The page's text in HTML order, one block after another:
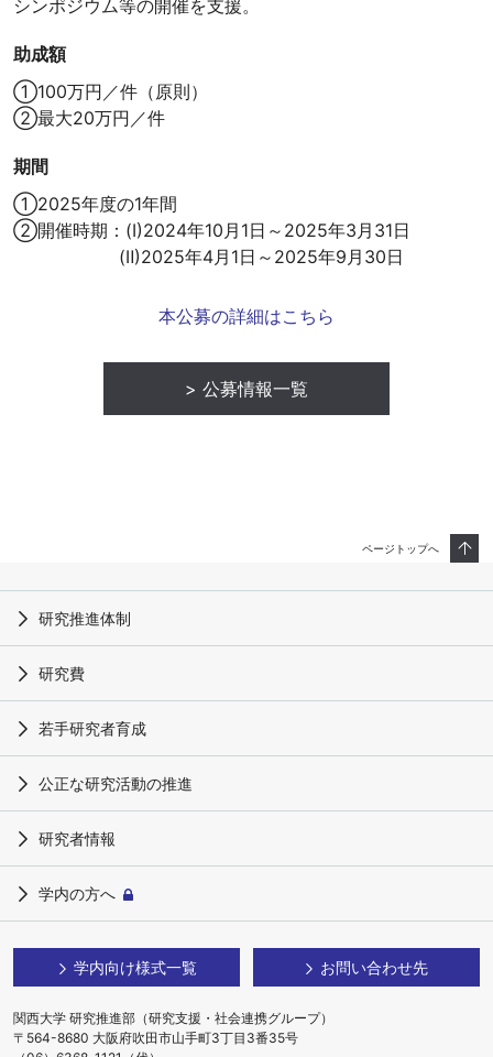
シンポジウム等の開催を支援。
助成額
①100万円／件（原則）
②最大20万円／件
期間
①2025年度の1年間
②開催時期：(Ⅰ)2024年10月1日～2025年3月31日
(Ⅱ)2025年4月1日～2025年9月30日
本公募の詳細はこちら
公募情報一覧
ページトップへ
研究推進体制
研究費
若手研究者育成
公正な研究活動の推進
研究者情報
学内の方へ
学内向け様式一覧 お問い合わせ先
関西大学 研究推進部（研究支援・社会連携グループ）
〒564-8680 大阪府吹田市山手町3丁目3番35号